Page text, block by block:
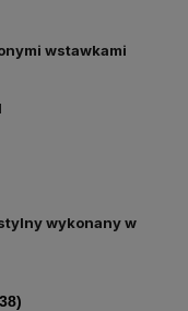
wstawkami
wykonany w